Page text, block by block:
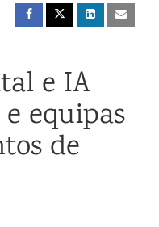
e IA
equipas
de